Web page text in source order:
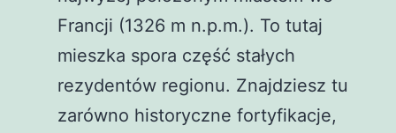
Francji (1326 m n.p.m.). To tutaj
mieszka spora część stałych
rezydentów regionu. Znajdziesz tu
zarówno historyczne fortyfikacje,